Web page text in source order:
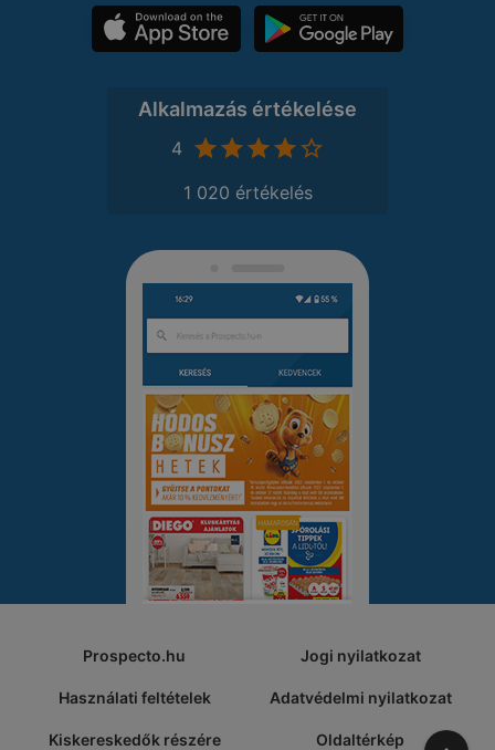
Alkalmazás értékelése
4
1 020 értékelés
Prospecto.hu Jogi nyilatkozat
Használati feltételek Adatvédelmi nyilatkozat
Kiskereskedők részére Oldaltérkép